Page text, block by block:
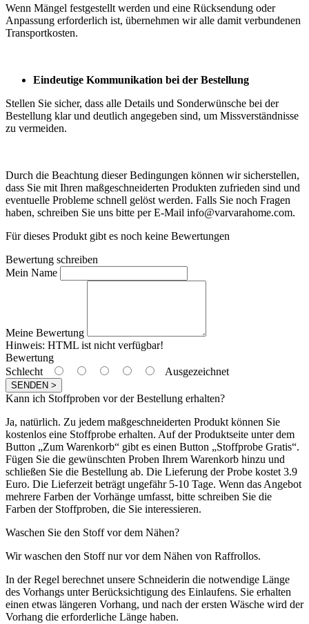
Wenn Mängel festgestellt werden und eine Rücksendung oder
Anpassung erforderlich ist, übernehmen wir alle damit verbundenen
Transportkosten.
Eindeutige Kommunikation bei der Bestellung
Stellen Sie sicher, dass alle Details und Sonderwünsche bei der
Bestellung klar und deutlich angegeben sind, um Missverständnisse
zu vermeiden.
Durch die Beachtung dieser Bedingungen können wir sicherstellen,
dass Sie mit Ihren maßgeschneiderten Produkten zufrieden sind und
eventuelle Probleme schnell gelöst werden. Falls Sie noch Fragen
haben, schreiben Sie uns bitte per E-Mail info@varvarahome.com.
Für dieses Produkt gibt es noch keine Bewertungen
Bewertung schreiben
Mein Name
Meine Bewertung
Hinweis: HTML ist nicht verfügbar!
Bewertung
Schlecht
Ausgezeichnet
SENDEN >
Kann ich Stoffproben vor der Bestellung erhalten?
Ja, natürlich. Zu jedem maßgeschneiderten Produkt können Sie
kostenlos eine Stoffprobe erhalten. Auf der Produktseite unter dem
Button „Zum Warenkorb“ gibt es einen Button „Stoffprobe Gratis“.
Fügen Sie die gewünschten Proben Ihrem Warenkorb hinzu und
schließen Sie die Bestellung ab. Die Lieferung der Probe kostet 3.9
Euro. Die Lieferzeit beträgt ungefähr 5-10 Tage. Wenn das Angebot
mehrere Farben der Vorhänge umfasst, bitte schreiben Sie die
Farben der Stoffproben, die Sie interessieren.
Waschen Sie den Stoff vor dem Nähen?
Wir waschen den Stoff nur vor dem Nähen von Raffrollos.
In der Regel berechnet unsere Schneiderin die notwendige Länge
des Vorhangs unter Berücksichtigung des Einlaufens. Sie erhalten
einen etwas längeren Vorhang, und nach der ersten Wäsche wird der
Vorhang die erforderliche Länge haben.